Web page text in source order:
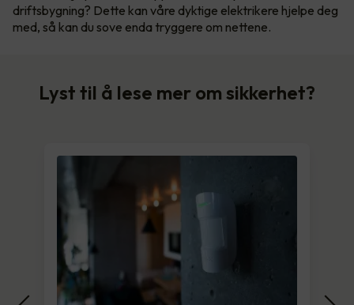
driftsbygning? Dette kan våre dyktige elektrikere hjelpe deg
med, så kan du sove enda tryggere om nettene.
Lyst til å lese mer om sikkerhet?